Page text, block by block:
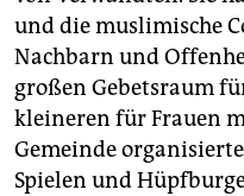
und die muslimische
Nachbarn und
großen Gebetsraum
kleineren für Frauen
Gemeinde
Spielen und